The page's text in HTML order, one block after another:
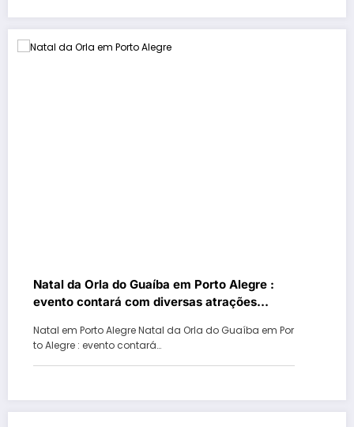
Natal da Orla do Guaíba em Porto Alegre :
evento contará com diversas atrações
Natal em Porto Alegre Natal da Orla do Guaíba em Por
to Alegre : evento contará…